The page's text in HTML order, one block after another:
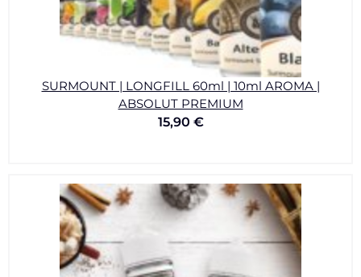
SURMOUNT | LONGFILL 60ml | 10ml AROMA |
ABSOLUT PREMIUM
15,90 €